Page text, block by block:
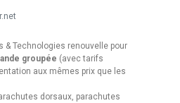
& Technologies renouvelle pour
groupée (avec tarifs
aux mêmes prix que les
dorsaux, parachutes